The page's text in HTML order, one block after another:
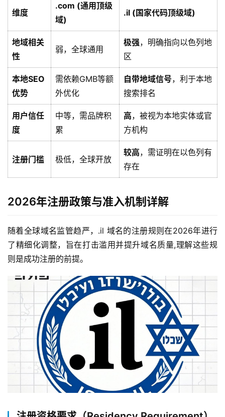
维度
.com (通用顶级
域)
.il (国家代码顶级域)
地域相关
性
弱，全球通用
极强，明确指向以色列地
区
本地SEO
优势
需依赖GMB等额
外优化
自带地域信号，利于本地
搜索排名
用户信任
度
中等，需品牌积
累
高，被视为本地实体或官
方机构
注册门槛 极低，全球开放
较高，需证明在以色列有
存在
2026年注册政策与准入机制详解
随着全球域名监管趋严，.il 域名的注册规则在2026年进行
了精细化调整，旨在打击滥用并提升域名质量,理解这些规
则是成功注册的前提。